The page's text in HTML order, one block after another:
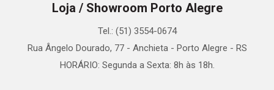
Loja / Showroom Porto Alegre
Tel.: (51) 3554-0674
Rua Ângelo Dourado, 77 - Anchieta - Porto Alegre - RS
HORÁRIO: Segunda a Sexta: 8h às 18h.